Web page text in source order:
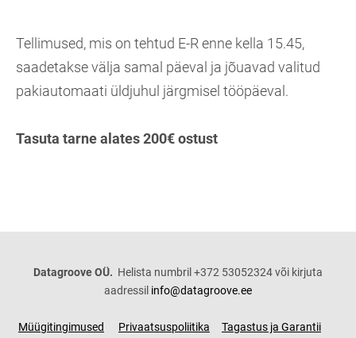
Tellimused, mis on tehtud E-R enne kella 15.45,
saadetakse välja samal päeval ja jõuavad valitud
pakiautomaati üldjuhul järgmisel tööpäeval.
Tasuta tarne alates 200€ ostust
Datagroove OÜ. Helista numbril +372 53052324 või kirjuta
aadressil info@datagroove.ee
Müügitingimused Privaatsuspoliitika Tagastus ja Garantii